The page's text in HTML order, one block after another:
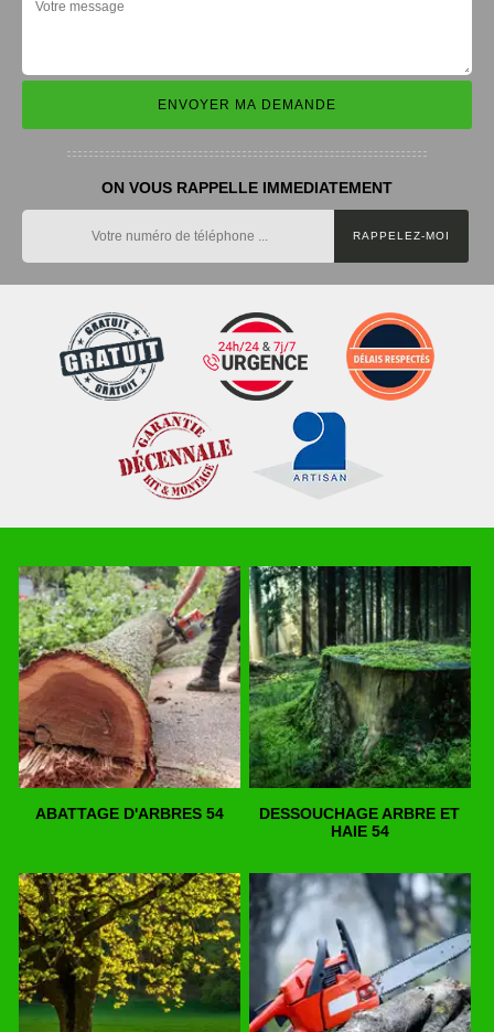
ON VOUS RAPPELLE IMMEDIATEMENT
ABATTAGE D'ARBRES 54
DESSOUCHAGE ARBRE ET
HAIE 54